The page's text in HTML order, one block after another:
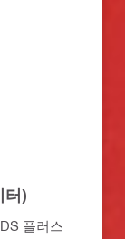
터)
플러스